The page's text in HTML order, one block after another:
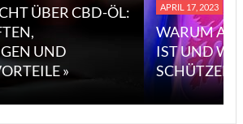
ÜBER CBD-ÖL:
UND
»
APRIL 17, 2023
WARUM
IST UND
SCHÜTZEN